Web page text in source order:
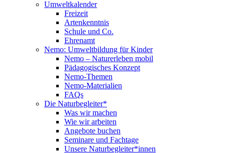
Umweltkalender
Freizeit
Artenkenntnis
Schule und Co.
Ehrenamt
Nemo: Umweltbildung für Kinder
Nemo – Naturerleben mobil
Pädagogisches Konzept
Nemo-Themen
Nemo-Materialien
FAQs
Die Naturbegleiter*
Was wir machen
Wie wir arbeiten
Angebote buchen
Seminare und Fachtage
Unsere Naturbegleiter*innen